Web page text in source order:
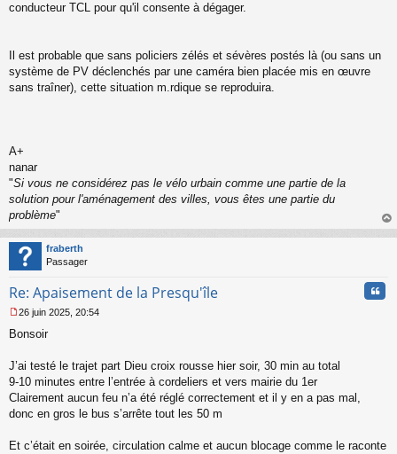
conducteur TCL pour qu'il consente à dégager.
Il est probable que sans policiers zélés et sévères postés là (ou sans un
système de PV déclenchés par une caméra bien placée mis en œuvre
sans traîner), cette situation m.rdique se reproduira.
A+
nanar
"Si vous ne considérez pas le vélo urbain comme une partie de la
solution pour l'aménagement des villes, vous êtes une partie du
problème"
au
fraberth
Passager
Re: Apaisement de la Presqu'île
e
s
a
g
e
n
n
26 juin 2025, 20:54
Bonsoir
J’ai testé le trajet part Dieu croix rousse hier soir, 30 min au total
9-10 minutes entre l’entrée à cordeliers et vers mairie du 1er
Clairement aucun feu n’a été réglé correctement et il y en a pas mal,
donc en gros le bus s’arrête tout les 50 m
Et c’était en soirée, circulation calme et aucun blocage comme le raconte